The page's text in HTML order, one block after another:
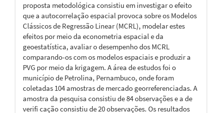
proposta metodológica consistiu em investigar o efeito
que a autocorrelação espacial provoca sobre os Modelos
Clássicos de Regressão Linear (MCRL), modelar estes
efeitos por meio da econometria espacial e da
geoestatística, avaliar o desempenho dos MCRL
comparando-os com os modelos espaciais e produzir a
PVG por meio da krigagem. A área de estudos foi o
município de Petrolina, Pernambuco, onde foram
coletadas 104 amostras de mercado georreferenciadas. A
amostra da pesquisa consistiu de 84 observações e a de
verifi cação consistiu de 20 observações. Os resultados